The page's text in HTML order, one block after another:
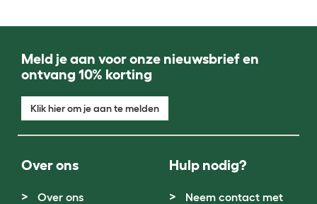
Meld je aan voor onze nieuwsbrief en
ontvang 10% korting
Klik hier om je aan te melden
Over ons
Over ons
Hulp nodig?
Neem contact met